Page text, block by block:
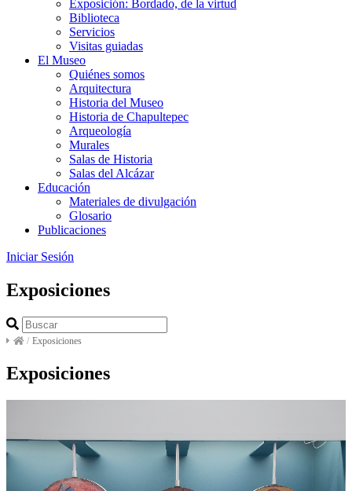
Exposición: Bordado, de la virtud
Biblioteca
Servicios
Visitas guiadas
El Museo
Quiénes somos
Arquitectura
Historia del Museo
Historia de Chapultepec
Arqueología
Murales
Salas de Historia
Salas del Alcázar
Educación
Materiales de divulgación
Glosario
Publicaciones
Iniciar Sesión
Exposiciones
/ Exposiciones
Exposiciones